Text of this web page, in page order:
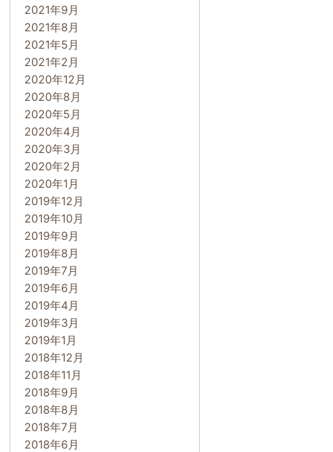
2021年9月
2021年8月
2021年5月
2021年2月
2020年12月
2020年8月
2020年5月
2020年4月
2020年3月
2020年2月
2020年1月
2019年12月
2019年10月
2019年9月
2019年8月
2019年7月
2019年6月
2019年4月
2019年3月
2019年1月
2018年12月
2018年11月
2018年9月
2018年8月
2018年7月
2018年6月